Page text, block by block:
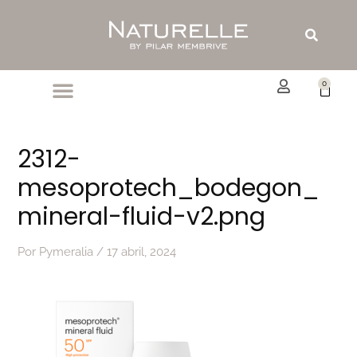
Buscar
0
2312-
mesoprotech_bodegon_
mineral-fluid-v2.png
Por Pymeralia /17 abril, 2024